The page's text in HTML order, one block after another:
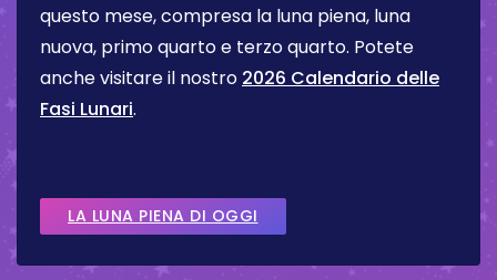
questo mese, compresa la luna piena, luna
nuova, primo quarto e terzo quarto. Potete
anche visitare il nostro 2026 Calendario delle
Fasi Lunari.
LA LUNA PIENA DI OGGI